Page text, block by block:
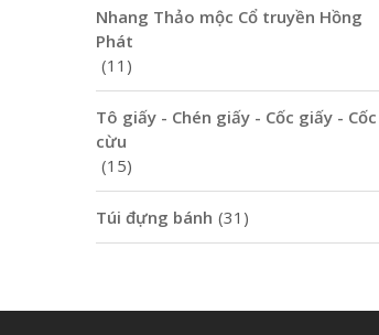
Nhang Thảo mộc Cổ truyền Hồng
Phát
(11)
Tô giấy - Chén giấy - Cốc giấy - Cốc
cừu
(15)
Túi đựng bánh (31)